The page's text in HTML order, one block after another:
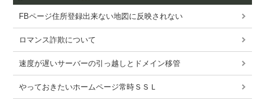
FBページ住所登録出来ない地図に反映されない
ロマンス詐欺について
速度が遅いサーバーの引っ越しとドメイン移管
やっておきたいホームページ常時ＳＳＬ